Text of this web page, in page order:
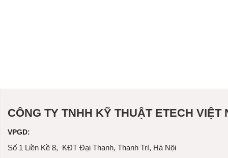
CÔNG TY TNHH KỸ THUẬT ETECH VIỆT
VPGD:
Số 1 Liền Kề 8, KĐT Đại Thanh, Thanh Trì, Hà Nội